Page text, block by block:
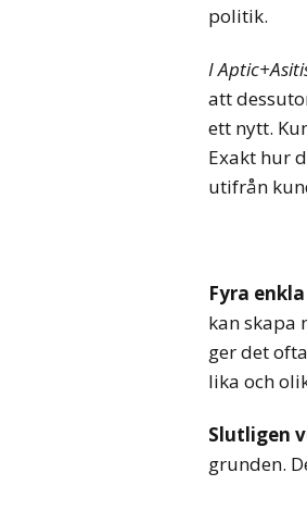
politik.
I
att
ett nytt.
Exakt hur
utifrån
Fyra
kan skapa
ger det
lika och
Slutligen
grunden.